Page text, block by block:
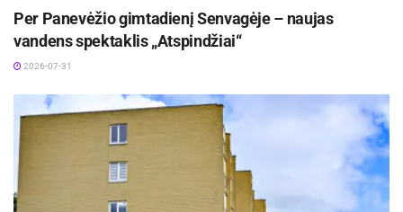
Per Panevėžio gimtadienį Senvagėje – naujas
vandens spektaklis „Atspindžiai“
2026-07-31